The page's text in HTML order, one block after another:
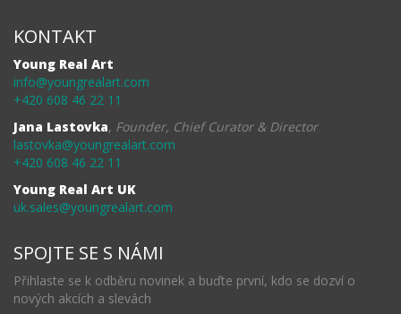
KONTAKT
Young Real Art
info@youngrealart.com
+420 608 46 22 11
Jana Lastovka, Founder, Chief Curator & Director
lastovka@youngrealart.com
+420 608 46 22 11
Young Real Art UK
uk.sales@youngrealart.com
SPOJTE SE S NÁMI
Přihlaste se k odběru novinek a buďte první, kdo se dozví o
nových akcích a slevách